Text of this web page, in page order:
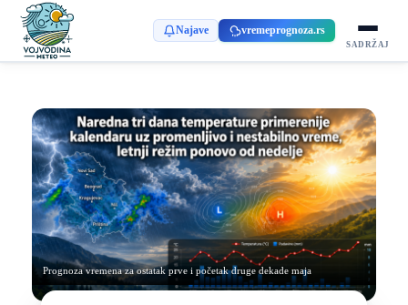
Najave vremeprognoza.rs
SADRŽAJ
Prognoza vremena za ostatak prve i početak druge dekade maja